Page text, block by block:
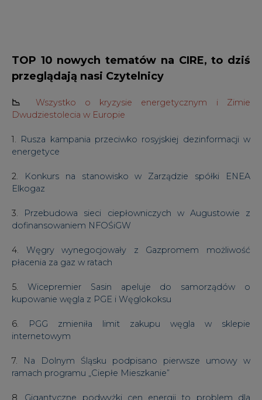
TOP 10 nowych tematów na CIRE, to dziś
przeglądają nasi Czytelnicy
📉 Wszystko o kryzysie energetycznym i Zimie
Dwudziestolecia w Europie
1. Rusza kampania przeciwko rosyjskiej dezinformacji w
energetyce
2.
Konkurs na stanowisko w Zarządzie spółki ENEA
Elkogaz
3.
Przebudowa sieci ciepłowniczych w Augustowie z
dofinansowaniem NFOŚiGW
4. Węgry wynegocjowały z Gazpromem możliwość
płacenia za gaz w ratach
5. Wicepremier Sasin apeluje do samorządów o
kupowanie węgla z PGE i Węglokoksu
6.
PGG zmieniła limit zakupu węgla w sklepie
internetowym
7.
Na Dolnym Śląsku podpisano pierwsze umowy w
ramach programu „Ciepłe Mieszkanie”
8. Gigantyczne podwyżki cen energii to problem dla